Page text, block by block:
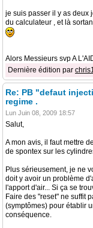
je suis passer il y as deux
du calculateur , et là
Alors Messieurs svp A
Dernière édition par
Re: PB "defaut
regime .
Lun Juin 08, 2009 18:57
Salut,
A mon avis, il faut mettre
de spontex sur les
Plus sérieusement, je ne
doit y avoir un problème
l'apport d'air... Si ça se
Faire des "reset" ne suffit
(symptômes) pour établir
conséquence.